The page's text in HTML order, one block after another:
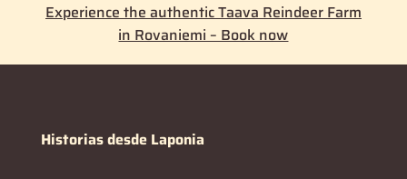
Experience the authentic Taava Reindeer Farm
in Rovaniemi – Book now
Historias desde Laponia